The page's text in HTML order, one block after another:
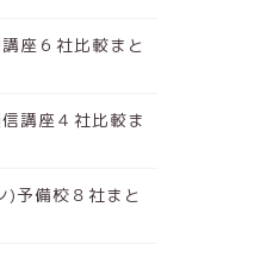
座６社比較まと
講座４社比較ま
)予備校８社まと